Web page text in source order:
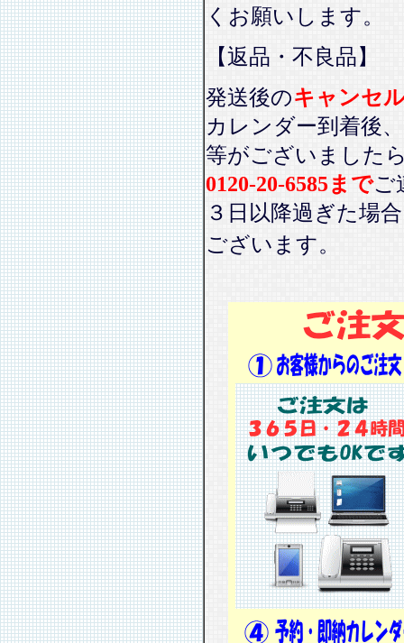
くお願いします。
【返品・不良品】
発送後のキャンセ
カレンダー到着後、
等がございました
0120-20-6585までご
３日以降過ぎた場
ございます。